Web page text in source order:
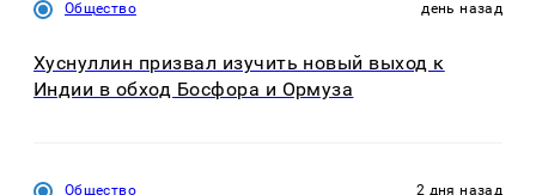
Общество день назад
Хуснуллин призвал изучить новый выход к
Индии в обход Босфора и Ормуза
Общество 2 дня назад